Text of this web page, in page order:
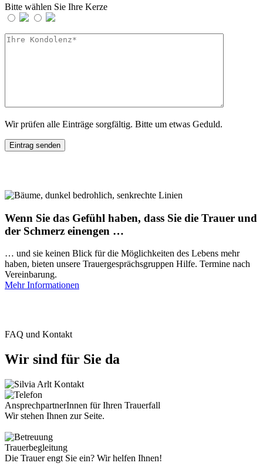
Bitte wählen Sie Ihre Kerze
Wir prüfen alle Einträge sorgfältig. Bitte um etwas Geduld.
Wenn Sie das Gefühl haben, dass Sie die Trauer und
der Schmerz einengen …
… und sie keinen Blick für die Möglichkeiten des Lebens mehr
haben, bieten unsere Trauergesprächsgruppen Hilfe. Termine nach
Vereinbarung.
Mehr Informationen
FAQ und Kontakt
Wir sind für Sie da
AnsprechpartnerInnen für Ihren Trauerfall
Wir stehen Ihnen zur Seite.
Trauerbegleitung
Die Trauer engt Sie ein? Wir helfen Ihnen!